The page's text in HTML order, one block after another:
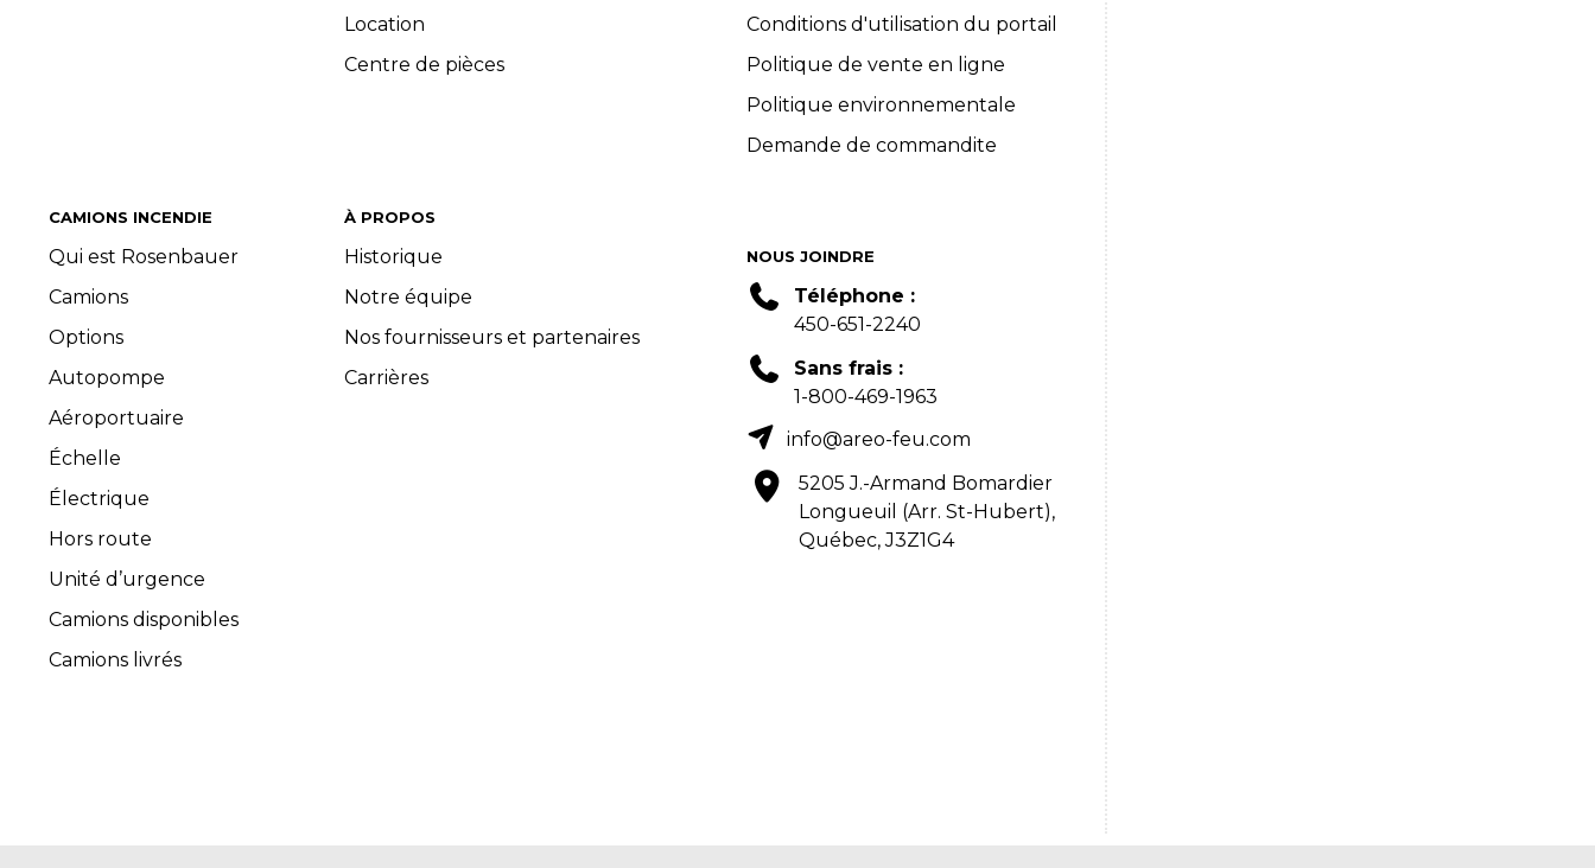
CAMIONS INCENDIE
Qui est Rosenbauer
Camions
Options
Autopompe
Aéroportuaire
Échelle
Électrique
Hors route
Unité d’urgence
Camions disponibles
Camions livrés
Location
Centre de pièces
À PROPOS
Historique
Notre équipe
Nos fournisseurs et partenaires
Carrières
Conditions d'utilisation du portail
Politique de vente en ligne
Politique environnementale
Demande de commandite
NOUS JOINDRE
Téléphone :
450-651-2240
Sans frais :
1-800-469-1963
info@areo-feu.com
5205 J.-Armand Bomardier
Longueuil (Arr. St-Hubert),
Québec, J3Z1G4